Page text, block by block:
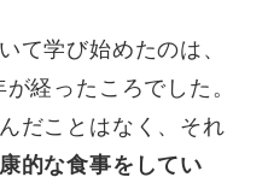
て学び始めたのは、
経ったころでした。
だことはなく、それ
的な食事をしてい